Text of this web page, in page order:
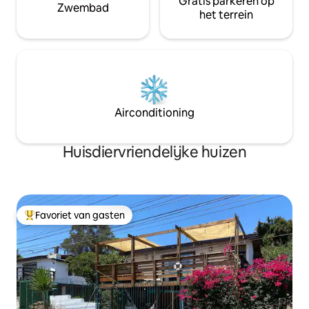
Zwembad
het terrein
Airconditioning
Huisdiervriendelijke huizen
Topfavoriet van gasten
Favoriet van gasten